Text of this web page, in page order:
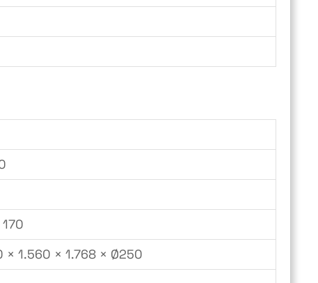
× 1.560 × 1.768 × Ø250